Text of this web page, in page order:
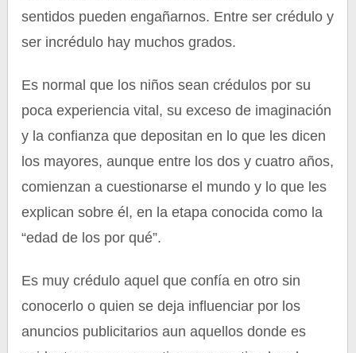
sentidos pueden engañarnos. Entre ser crédulo y
ser incrédulo hay muchos grados.
Es normal que los niños sean crédulos por su
poca experiencia vital, su exceso de imaginación
y la confianza que depositan en lo que les dicen
los mayores, aunque entre los dos y cuatro años,
comienzan a cuestionarse el mundo y lo que les
explican sobre él, en la etapa conocida como la
“edad de los por qué”.
Es muy crédulo aquel que confía en otro sin
conocerlo o quien se deja influenciar por los
anuncios publicitarios aun aquellos donde es